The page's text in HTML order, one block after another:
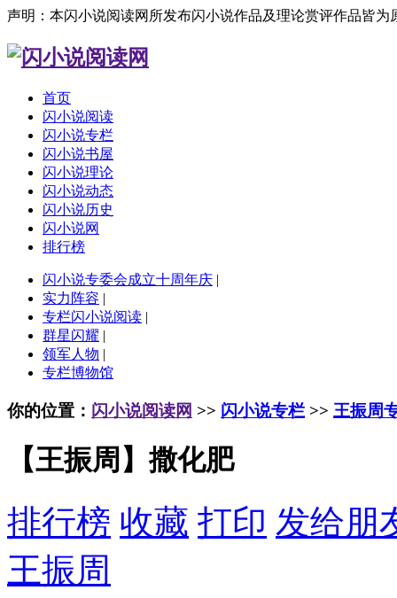
声明：本闪小说阅读网所发布闪小说作品及理论赏评作品皆
首页
闪小说阅读
闪小说专栏
闪小说书屋
闪小说理论
闪小说动态
闪小说历史
闪小说网
排行榜
闪小说专委会成立十周年庆 |
实力阵容 |
专栏闪小说阅读 |
群星闪耀 |
领军人物 |
专栏博物馆
你的位置： 闪小说阅读网 >> 闪小说专栏 >> 王振周
【王振周】撒化肥
排行榜 收藏 打印 发给朋
王振周